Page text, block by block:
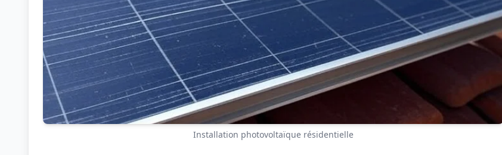
Installation photovoltaïque résidentielle